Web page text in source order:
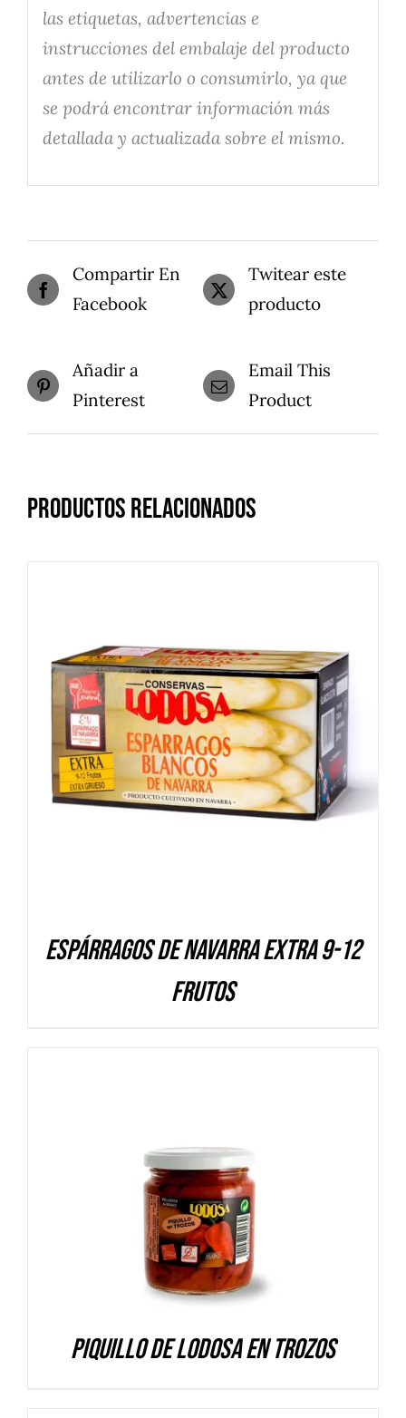
las etiquetas, advertencias e
instrucciones del embalaje del producto
antes de utilizarlo o consumirlo, ya que
se podrá encontrar información más
detallada y actualizada sobre el mismo.
Compartir En
Facebook
Twitear este
producto
Añadir a
Pinterest
Email This
Product
Productos relacionados
DETALLES
Espárragos de Navarra Extra 9-12
frutos
DETALLES
Piquillo de Lodosa en trozos